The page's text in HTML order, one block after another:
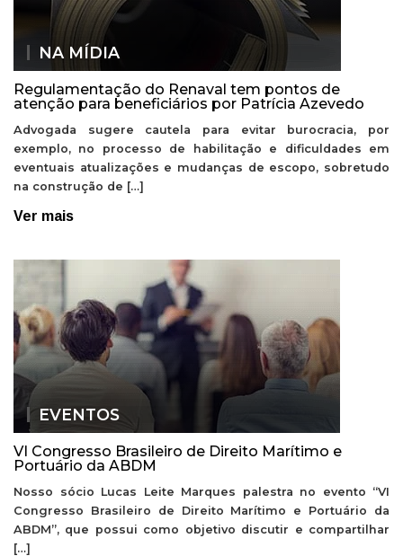
NA MÍDIA
Regulamentação do Renaval tem pontos de
atenção para beneficiários por Patrícia Azevedo
Advogada sugere cautela para evitar burocracia, por
exemplo, no processo de habilitação e dificuldades em
eventuais atualizações e mudanças de escopo, sobretudo
na construção de […]
Ver mais
EVENTOS
VI Congresso Brasileiro de Direito Marítimo e
Portuário da ABDM
Nosso sócio Lucas Leite Marques palestra no evento “VI
Congresso Brasileiro de Direito Marítimo e Portuário da
ABDM”, que possui como objetivo discutir e compartilhar
[…]